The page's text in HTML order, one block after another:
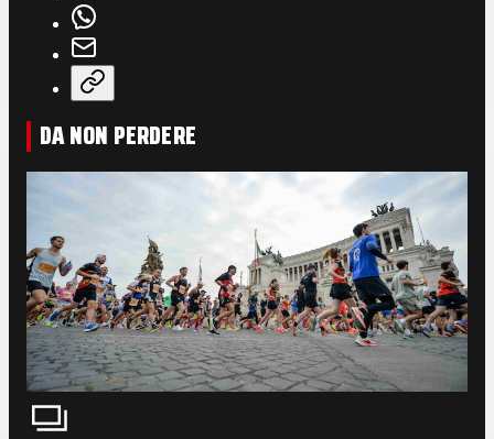
DA NON PERDERE